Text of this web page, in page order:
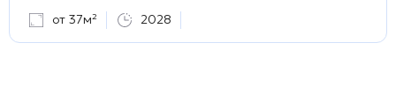
от 37м² 2028